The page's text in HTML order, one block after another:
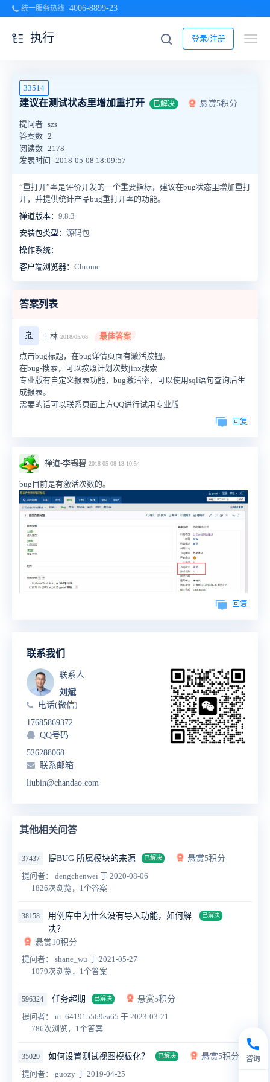
统一服务热线 4006-8899-23
登录/注册
执行
33514
建议在测试状态里增加重打开 已解决 悬赏5积分
提问者 szs
答案数 2
阅读数 2178
发表时间
2018-05-08 18:09:57
“重打开”率是评价开发的一个重要指标，建议在bug状态里增加重打
开，并提供统计产品bug重打开率的功能。
禅道版本： 9.8.3
安装包类型： 源码包
操作系统：
客户端浏览器： Chrome
答案列表
🚢 王林 2018/05/08 最佳答案
点击bug标题，在bug详情页面有激活按钮。
在bug-搜索，可以按照计划次数jinx搜索
专业版有自定义报表功能，bug激活率，可以使用sql语句查询后生
成报表。
需要的话可以联系页面上方QQ进行试用专业版
回复
禅道-李锡碧 2018-05-08 18:10:54
bug目前是有激活次数的。
回复
联系我们
联系人
刘斌
电话(微信)
17685869372
QQ号码
526288068
联系邮箱
liubin@chandao.com
其他相关问答
37437 提BUG 所属模块的来源 已解决
悬赏5积分
提问者： dengchenwei 于 2020-08-06
1826次浏览，1个答案
38158
用例库中为什么没有导入功能，如何解
决？
已解决
悬赏10积分
提问者： shane_wu 于 2021-05-27
1079次浏览，1个答案
596324 任务超期 已解决
悬赏5积分
提问者： m_641915569ea65 于 2023-03-21
786次浏览，1个答案
35029 如何设置测试视图模板化？ 已解决
悬赏5积分
提问者： guozy 于 2019-04-25
咨询